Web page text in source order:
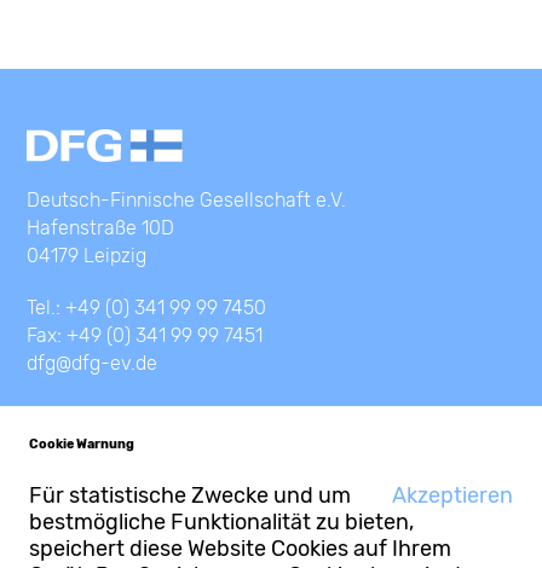
Deutsch-Finnische Gesellschaft e.V.
Hafenstraße 10D
04179 Leipzig
Tel.: +49 (0) 341 99 99 7450
Fax: +49 (0) 341 99 99 7451
dfg@dfg-ev.de
© Deutsch-Finnische Gesellschaft e.V.
Kontakt
Impressum
Datenschutz
Cookie Warnung
Akzeptieren
Für statistische Zwecke und um
bestmögliche Funktionalität zu bieten,
speichert diese Website Cookies auf Ihrem